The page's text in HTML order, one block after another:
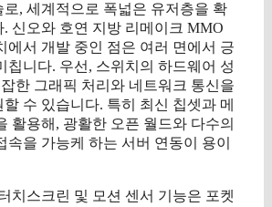
, 세계적으로 폭넓은 유저층을 확
. 신오와 호연 지방 리메이크 MMO
에서 개발 중인 점은 여러 면에서 긍
칩니다. 우선, 스위치의 하드웨어 성
한 그래픽 처리와 네트워크 통신을
수 있습니다. 특히 최신 칩셋과 메
활용해, 광활한 오픈 월드와 다수의
속을 가능케 하는 서버 연동이 용이
치스크린 및 모션 센서 기능은 포켓